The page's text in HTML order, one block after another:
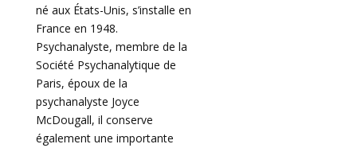
né aux États-Unis, s’installe en
France en 1948.
Psychanalyste, membre de la
Société Psychanalytique de
Paris, époux de la
psychanalyste Joyce
McDougall, il conserve
également une importante